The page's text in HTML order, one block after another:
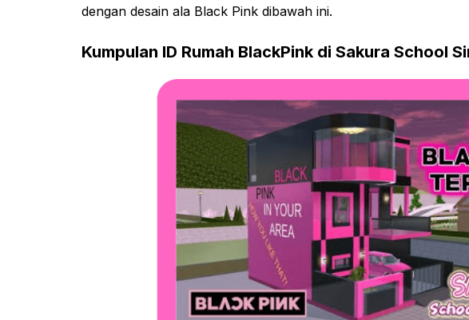
dengan desain ala Black Pink dibawah ini.
Kumpulan ID Rumah BlackPink di Sakura School